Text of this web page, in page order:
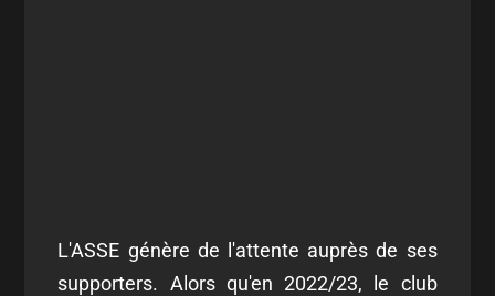
L'ASSE génère de l'attente auprès de ses
supporters. Alors qu'en 2022/23, le club